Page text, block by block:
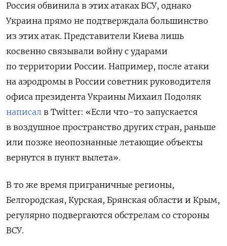
Россия обвинила в этих атаках ВСУ, однако
Украина прямо не подтверждала большинство
из этих атак. Представители Киева лишь
косвенно связывали войну с ударами
по территории России. Например, после атаки
на аэродромы в России советник руководителя
офиса президента Украины Михаил Подоляк
написал в Twitter: «Если что-то запускается
в воздушное пространство других стран, раньше
или позже неопознанные летающие объекты
вернутся в пункт вылета».
В то же время приграничные регионы,
Белгородская, Курская, Брянская области и Крым,
регулярно подвергаются обстрелам со стороны
ВСУ.